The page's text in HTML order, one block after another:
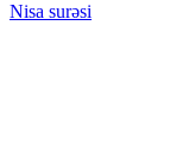
Nisa surəsi